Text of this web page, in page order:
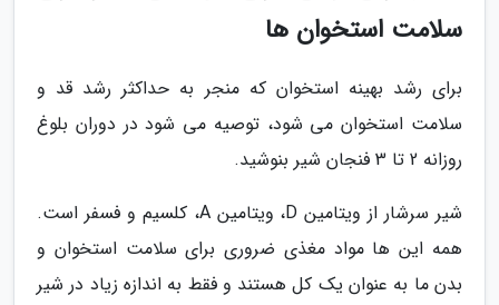
سلامت استخوان ها
برای رشد بهینه استخوان که منجر به حداکثر رشد قد و
سلامت استخوان می شود، توصیه می شود در دوران بلوغ
روزانه 2 تا 3 فنجان شیر بنوشید.
شیر سرشار از ویتامین D، ویتامین A، کلسیم و فسفر است.
همه این ها مواد مغذی ضروری برای سلامت استخوان و
بدن ما به عنوان یک کل هستند و فقط به اندازه زیاد در شیر